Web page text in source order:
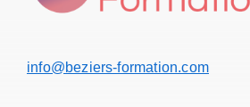
info@beziers-formation.com